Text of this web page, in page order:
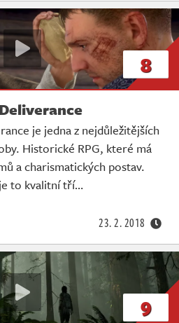
8
je jedna z nejdůležitějších
Historické RPG, které má
a charismatických postav.
to kvalitní tří…
23. 2. 2018
9